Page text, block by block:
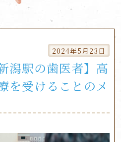
2024年5月23日
潟駅の歯医者】高
を受けることのメ